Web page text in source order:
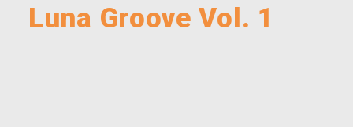
Luna Groove Vol. 1